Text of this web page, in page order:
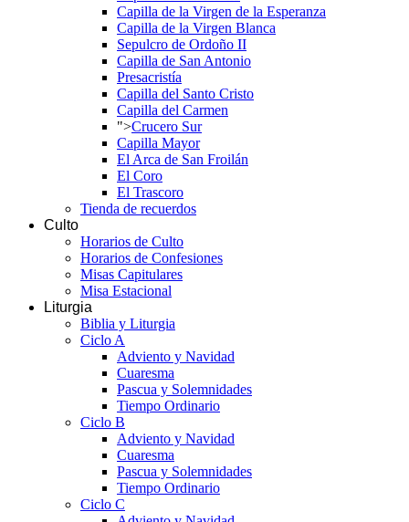
Capilla de la Virgen de la Esperanza
Capilla de la Virgen Blanca
Sepulcro de Ordoño II
Capilla de San Antonio
Presacristía
Capilla del Santo Cristo
Capilla del Carmen
">Crucero Sur
Capilla Mayor
El Arca de San Froilán
El Coro
El Trascoro
Tienda de recuerdos
Culto
Horarios de Culto
Horarios de Confesiones
Misas Capitulares
Misa Estacional
Liturgia
Biblia y Liturgia
Ciclo A
Adviento y Navidad
Cuaresma
Pascua y Solemnidades
Tiempo Ordinario
Ciclo B
Adviento y Navidad
Cuaresma
Pascua y Solemnidades
Tiempo Ordinario
Ciclo C